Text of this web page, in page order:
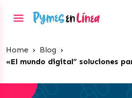
Home › Blog ›
«El mundo digital” soluciones